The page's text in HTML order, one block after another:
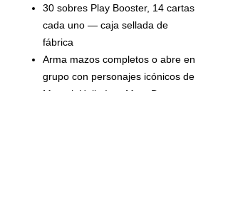
30 sobres Play Booster, 14 cartas
cada uno — caja sellada de
fábrica
Arma mazos completos o abre en
grupo con personajes icónicos de
Marvel: Hulk, Iron Man, Doctor